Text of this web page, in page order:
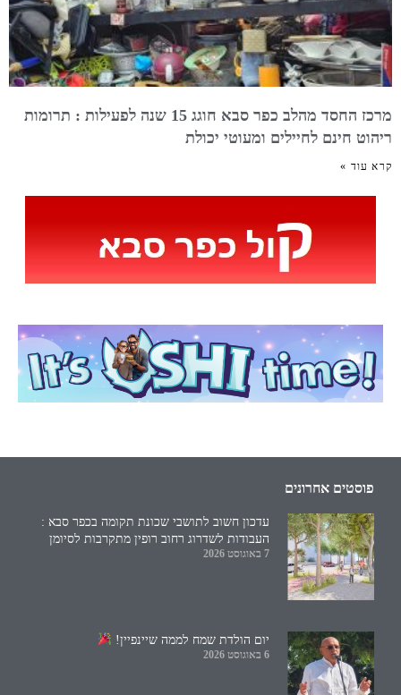
מרכז החסד מהלב כפר סבא חוגג 15 שנה לפעילות : תרומות
ריהוט חינם לחיילים ומעוטי יכולת
קרא עוד »
פוסטים אחרונים
עדכון חשוב לתושבי שכונת תקומה בכפר סבא :
העבודות לשדרוג רחוב רופין מתקרבות לסיומן
7 באוגוסט 2026
יום הולדת שמח לממה שיינפיין!
6 באוגוסט 2026